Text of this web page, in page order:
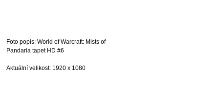
Foto popis: World of Warcraft: Mists of
Pandaria tapet HD #6
Aktuální velikost: 1920 x 1080